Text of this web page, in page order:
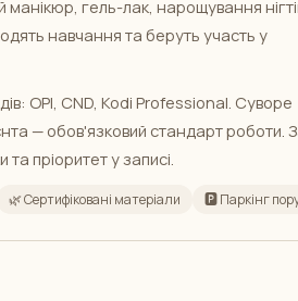
гель-лак, нарощування
навчання та беруть участь у
OPI, CND, Kodi Professional. Суворе
— обов'язковий стандарт роботи.
пріоритет у записі.
🌿 Сертифіковані матеріали 🅿️ Паркінг